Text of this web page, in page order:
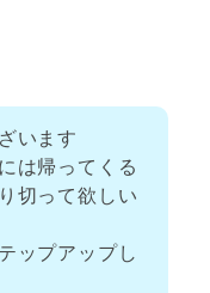
います
は帰ってくる
切って欲しい
ップアップし